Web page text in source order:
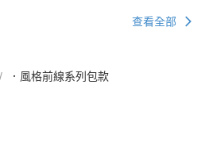
查看全部
．風格前線系列包款